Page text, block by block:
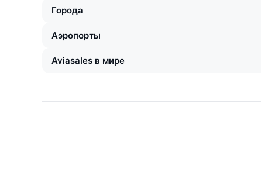
Города
Аэропорты
Aviasales в мире